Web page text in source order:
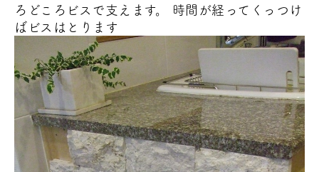
ろどころビスで支えます。 時間が経ってくっつけ
ばビスはとります